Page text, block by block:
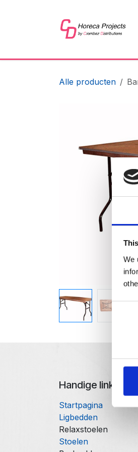
We
Consent
Alle producten
Handige links
Startpagina
Ligbedden
Relaxstoelen
Stoelen